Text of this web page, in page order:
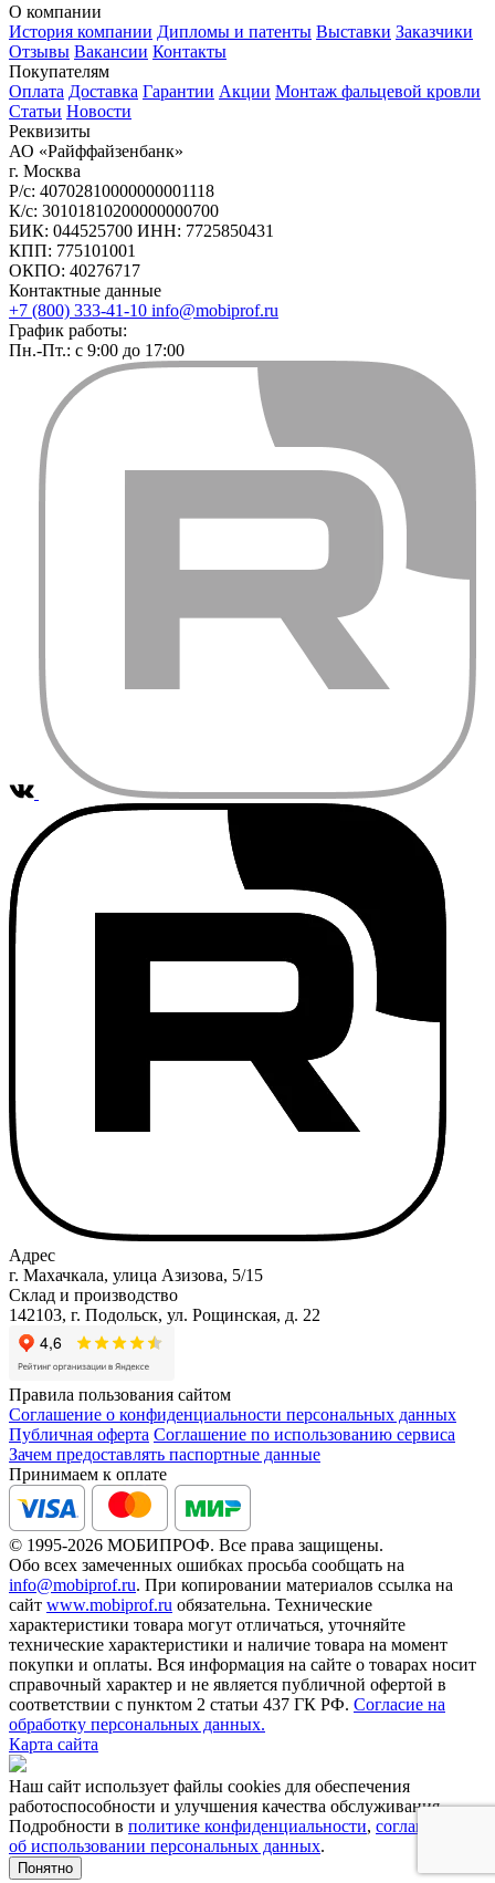
О компании
История компании Дипломы и патенты Выставки Заказчики
Отзывы Вакансии Контакты
Покупателям
Оплата Доставка Гарантии Акции Монтаж фальцевой кровли
Статьи Новости
Реквизиты
АО «Райффайзенбанк»
г. Москва
Р/с: 40702810000000001118
К/с: 30101810200000000700
БИК: 044525700 ИНН: 7725850431
КПП: 775101001
ОКПО: 40276717
Контактные данные
+7 (800) 333-41-10 info@mobiprof.ru
График работы:
Пн.-Пт.: с 9:00 до 17:00
Адрес
г. Махачкала, улица Азизова, 5/15
Склад и производство
142103, г. Подольск, ул. Рощинская, д. 22
Правила пользования сайтом
Соглашение о конфиденциальности персональных данных
Публичная оферта Соглашение по использованию сервиса
Зачем предоставлять паспортные данные
Принимаем к оплате
© 1995-2026 МОБИПРОФ. Все права защищены.
Обо всех замеченных ошибках просьба сообщать на
info@mobiprof.ru. При копировании материалов ссылка на
сайт www.mobiprof.ru обязательна. Технические
характеристики товара могут отличаться, уточняйте
технические характеристики и наличие товара на момент
покупки и оплаты. Вся информация на сайте о товарах носит
справочный характер и не является публичной офертой в
соответствии с пунктом 2 статьи 437 ГК РФ. Согласие на
обработку персональных данных.
Карта сайта
Наш сайт использует файлы cookies для обеспечения
работоспособности и улучшения качества обслуживания.
Подробности в политике конфиденциальности, соглашении
об использовании персональных данных.
Понятно